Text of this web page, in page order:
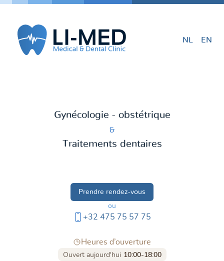
NL EN
Gynécologie - obstétrique
&
Traitements dentaires
Prendre rendez-vous
ou
+32 475 75 57 75
Ouvert aujourd'hui 10:00-18:00
Heures d’ouverture